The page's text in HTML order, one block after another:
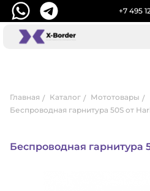
+7 495
Главная Каталог
Мототовары
Беспроводная гарнитура 50S от
Беспроводная гарнитура